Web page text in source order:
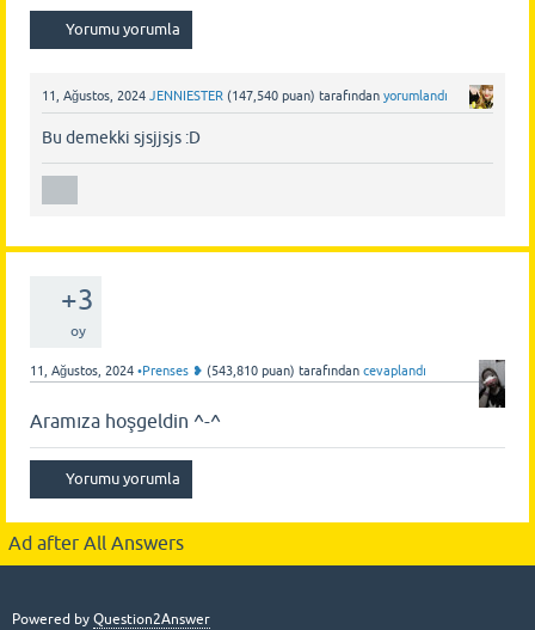
11, Ağustos, 2024 JENNIESTER (147,540 puan) tarafından yorumlandı
Bu demekki sjsjjsjs :D
+3
oy
11, Ağustos, 2024 •Prenses ❥ (543,810 puan) tarafından cevaplandı
Aramıza hoşgeldin ^-^
Ad after All Answers
Powered by Question2Answer